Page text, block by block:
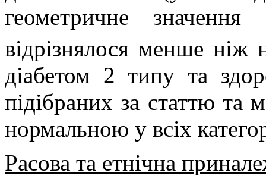
геометричне значення
відрізнялося менше
діабетом 2 типу та
підібраних за статтю та
нормальною у всіх
Расова та етнічна